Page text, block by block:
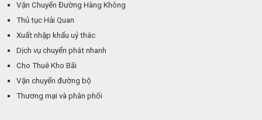
Vận Chuyển Đường Hàng Không
Thủ tục Hải Quan
Xuất nhập khẩu uỷ thác
Dịch vụ chuyển phát nhanh
Cho Thuê Kho Bãi
Vận chuyển đường bộ
Thương mại và phân phối